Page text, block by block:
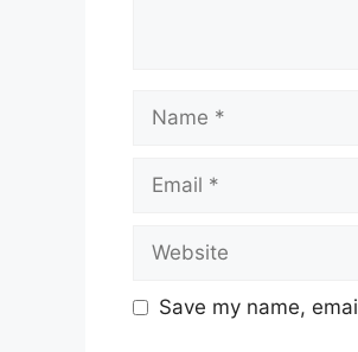
Name
Email
Website
Save my name,